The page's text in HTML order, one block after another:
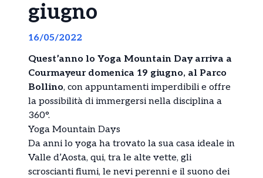
giugno
16/05/2022
Quest’anno lo Yoga Mountain Day arriva a
Courmayeur domenica 19 giugno, al Parco
Bollino, con appuntamenti imperdibili e offre
la possibilità di immergersi nella disciplina a
360°.
Yoga Mountain Days
Da anni lo yoga ha trovato la sua casa ideale in
Valle d’Aosta, qui, tra le alte vette, gli
scroscianti fiumi, le nevi perenni e il suono dei